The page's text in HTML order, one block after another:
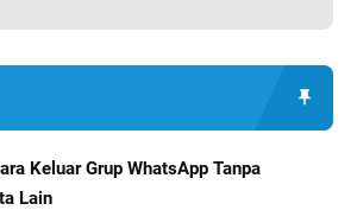
Keluar Grup WhatsApp Tanpa
Lain